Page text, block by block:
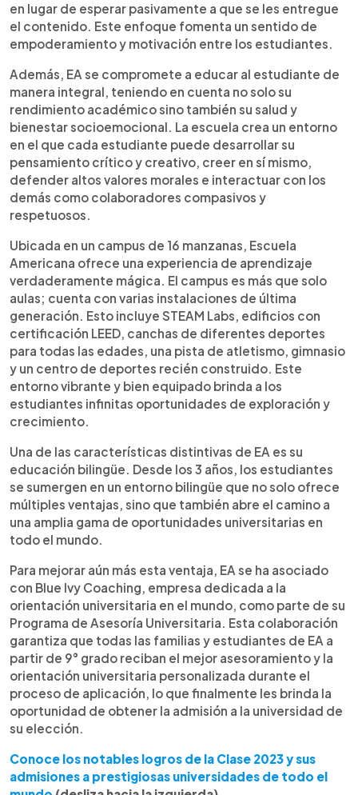
en lugar de esperar pasivamente a que se les entregue
el contenido. Este enfoque fomenta un sentido de
empoderamiento y motivación entre los estudiantes.
Además, EA se compromete a educar al estudiante de
manera integral, teniendo en cuenta no solo su
rendimiento académico sino también su salud y
bienestar socioemocional. La escuela crea un entorno
en el que cada estudiante puede desarrollar su
pensamiento crítico y creativo, creer en sí mismo,
defender altos valores morales e interactuar con los
demás como colaboradores compasivos y
respetuosos.
Ubicada en un campus de 16 manzanas, Escuela
Americana ofrece una experiencia de aprendizaje
verdaderamente mágica. El campus es más que solo
aulas; cuenta con varias instalaciones de última
generación. Esto incluye STEAM Labs, edificios con
certificación LEED, canchas de diferentes deportes
para todas las edades, una pista de atletismo, gimnasio
y un centro de deportes recién construido. Este
entorno vibrante y bien equipado brinda a los
estudiantes infinitas oportunidades de exploración y
crecimiento.
Una de las características distintivas de EA es su
educación bilingüe. Desde los 3 años, los estudiantes
se sumergen en un entorno bilingüe que no solo ofrece
múltiples ventajas, sino que también abre el camino a
una amplia gama de oportunidades universitarias en
todo el mundo.
Para mejorar aún más esta ventaja, EA se ha asociado
con Blue Ivy Coaching, empresa dedicada a la
orientación universitaria en el mundo, como parte de su
Programa de Asesoría Universitaria. Esta colaboración
garantiza que todas las familias y estudiantes de EA a
partir de 9° grado reciban el mejor asesoramiento y la
orientación universitaria personalizada durante el
proceso de aplicación, lo que finalmente les brinda la
oportunidad de obtener la admisión a la universidad de
su elección.
Conoce los notables logros de la Clase 2023 y sus
admisiones a prestigiosas universidades de todo el